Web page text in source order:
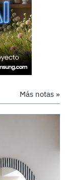
Más notas »